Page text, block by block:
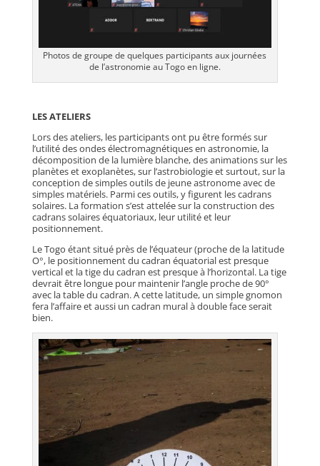
Photos de groupe de quelques participants aux journées
de l’astronomie au Togo en ligne.
LES ATELIERS
Lors des ateliers, les participants ont pu être formés sur
l’utilité des ondes électromagnétiques en astronomie, la
décomposition de la lumière blanche, des animations sur les
planètes et exoplanètes, sur l’astrobiologie et surtout, sur la
conception de simples outils de jeune astronome avec de
simples matériels. Parmi ces outils, y figurent les cadrans
solaires. La formation s’est attelée sur la construction des
cadrans solaires équatoriaux, leur utilité et leur
positionnement.
Le Togo étant situé près de l’équateur (proche de la latitude
O°, le positionnement du cadran équatorial est presque
vertical et la tige du cadran est presque à l’horizontal. La tige
devrait être longue pour maintenir l’angle proche de 90°
avec la table du cadran. A cette latitude, un simple gnomon
fera l’affaire et aussi un cadran mural à double face serait
bien.